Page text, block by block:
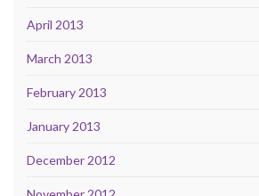
April 2013
March 2013
February 2013
January 2013
December 2012